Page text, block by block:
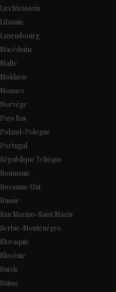
Liechtenstein
Lituanie
Luxembourg
Macédoine
Malte
Moldavie
Monaco
Norvège
Pays Bas
Poland-Pologne
Portugal
République Tchèque
Roumanie
Royaume Uni
Russie
San Marino-Saint Marin
Serbie-Monténégro
Slovaquie
Slovénie
Suède
Suisse